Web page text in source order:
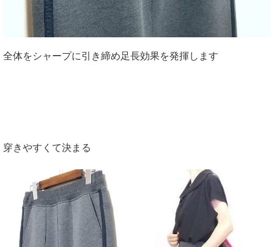
全体をシャープに引き締め足長効果を発揮します
穿きやすくて決まる